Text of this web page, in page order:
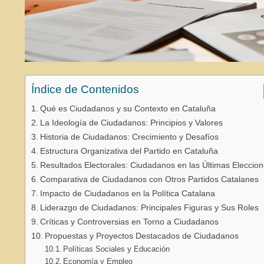
Índice de Contenidos
Qué es Ciudadanos y su Contexto en Cataluña
La Ideología de Ciudadanos: Principios y Valores
Historia de Ciudadanos: Crecimiento y Desafíos
Estructura Organizativa del Partido en Cataluña
Resultados Electorales: Ciudadanos en las Últimas
Comparativa de Ciudadanos con Otros Partidos Catalanes
Impacto de Ciudadanos en la Política Catalana
Liderazgo de Ciudadanos: Principales Figuras y Sus Roles
Críticas y Controversias en Torno a Ciudadanos
Propuestas y Proyectos Destacados de Ciudadanos
Políticas Sociales y Educación
Economía y Empleo